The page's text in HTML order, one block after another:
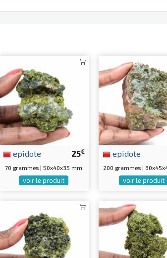
25€
epidote
70 grammes | 50x40x35 mm
voir le produit
epidote
200 grammes |
voir le produit